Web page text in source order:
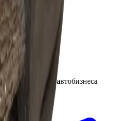
ул., 153.
для автобизнеса